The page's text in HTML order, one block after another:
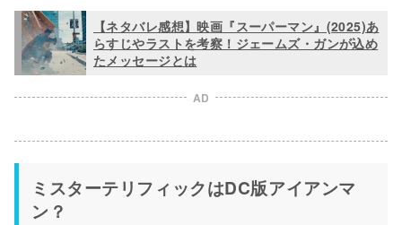
【ネタバレ感想】映画『スーパーマン』(2025)あ
らすじやラストを考察！ジェームズ・ガンが込め
たメッセージとは
AD
ミスターテリフィックはDC版アイアンマ
ン？